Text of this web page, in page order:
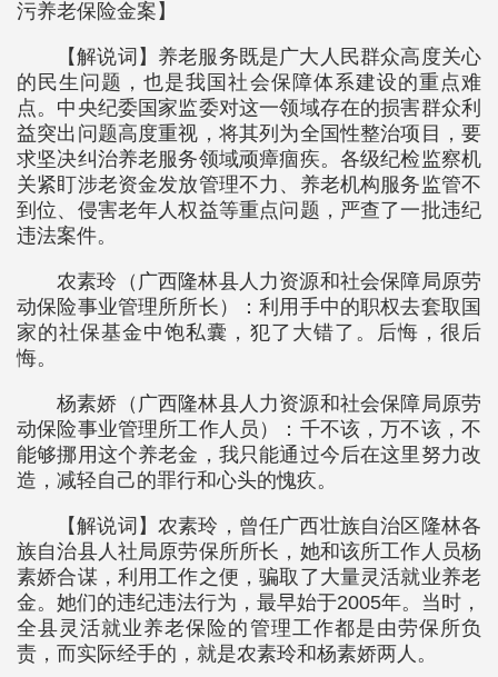
污养老保险金案】
【解说词】养老服务既是广大人民群众高度关心
的民生问题，也是我国社会保障体系建设的重点难
点。中央纪委国家监委对这一领域存在的损害群众利
益突出问题高度重视，将其列为全国性整治项目，要
求坚决纠治养老服务领域顽瘴痼疾。各级纪检监察机
关紧盯涉老资金发放管理不力、养老机构服务监管不
到位、侵害老年人权益等重点问题，严查了一批违纪
违法案件。
农素玲（广西隆林县人力资源和社会保障局原劳
动保险事业管理所所长）：利用手中的职权去套取国
家的社保基金中饱私囊，犯了大错了。后悔，很后
悔。
杨素娇（广西隆林县人力资源和社会保障局原劳
动保险事业管理所工作人员）：千不该，万不该，不
能够挪用这个养老金，我只能通过今后在这里努力改
造，减轻自己的罪行和心头的愧疚。
【解说词】农素玲，曾任广西壮族自治区隆林各
族自治县人社局原劳保所所长，她和该所工作人员杨
素娇合谋，利用工作之便，骗取了大量灵活就业养老
金。她们的违纪违法行为，最早始于2005年。当时，
全县灵活就业养老保险的管理工作都是由劳保所负
责，而实际经手的，就是农素玲和杨素娇两人。